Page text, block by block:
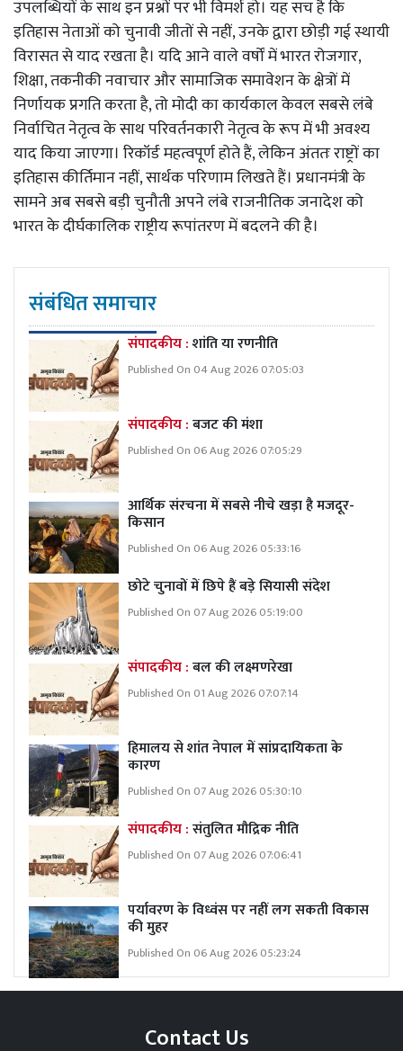
उपलब्धियों के साथ इन प्रश्नों पर भी विमर्श हो। यह सच है कि
इतिहास नेताओं को चुनावी जीतों से नहीं, उनके द्वारा छोड़ी गई स्थायी
विरासत से याद रखता है। यदि आने वाले वर्षों में भारत रोजगार,
शिक्षा, तकनीकी नवाचार और सामाजिक समावेशन के क्षेत्रों में
निर्णायक प्रगति करता है, तो मोदी का कार्यकाल केवल सबसे लंबे
निर्वाचित नेतृत्व के साथ परिवर्तनकारी नेतृत्व के रूप में भी अवश्य
याद किया जाएगा। रिकॉर्ड महत्वपूर्ण होते हैं, लेकिन अंततः राष्ट्रों का
इतिहास कीर्तिमान नहीं, सार्थक परिणाम लिखते हैं। प्रधानमंत्री के
सामने अब सबसे बड़ी चुनौती अपने लंबे राजनीतिक जनादेश को
भारत के दीर्घकालिक राष्ट्रीय रूपांतरण में बदलने की है।
संबंधित समाचार
संपादकीय :शांति या रणनीति
Published On 04 Aug 2026 07:05:03
संपादकीय :बजट की मंशा
Published On 06 Aug 2026 07:05:29
आर्थिक संरचना में सबसे नीचे खड़ा है मजदूर-
किसान
Published On 06 Aug 2026 05:33:16
छोटे चुनावों में छिपे हैं बड़े सियासी संदेश
Published On 07 Aug 2026 05:19:00
संपादकीय :बल की लक्ष्मणरेखा
Published On 01 Aug 2026 07:07:14
हिमालय से शांत नेपाल में सांप्रदायिकता के
कारण
Published On 07 Aug 2026 05:30:10
संपादकीय :संतुलित मौद्रिक नीति
Published On 07 Aug 2026 07:06:41
पर्यावरण के विध्वंस पर नहीं लग सकती विकास
की मुहर
Published On 06 Aug 2026 05:23:24
Contact Us